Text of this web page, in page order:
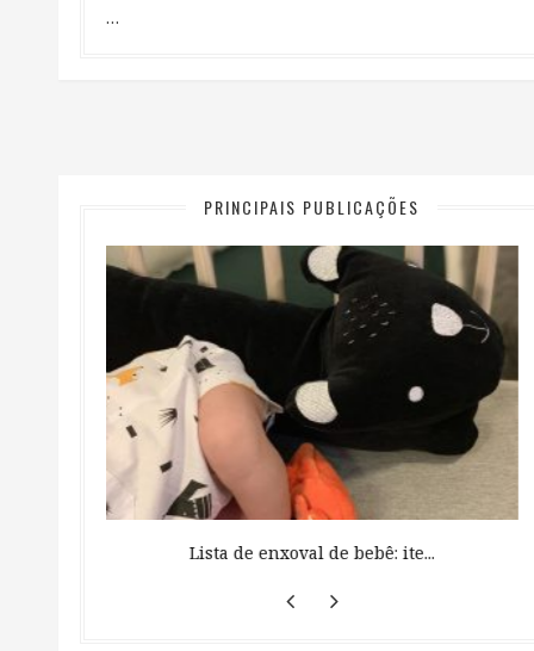
…
PRINCIPAIS PUBLICAÇÕES
Lista de enxoval de bebê: ite...